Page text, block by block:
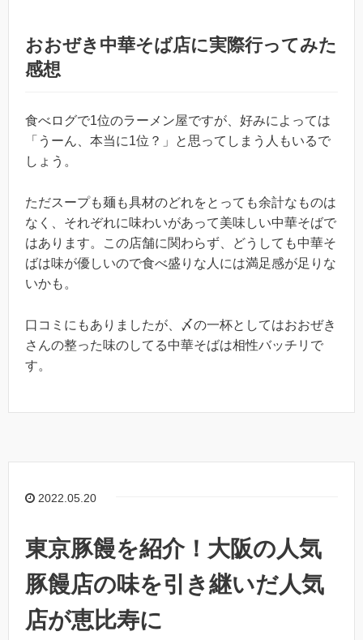
おおぜき中華そば店に実際行ってみた
感想
食べログで1位のラーメン屋ですが、好みによっては
「うーん、本当に1位？」と思ってしまう人もいるで
しょう。
ただスープも麺も具材のどれをとっても余計なものは
なく、それぞれに味わいがあって美味しい中華そばで
はあります。この店舗に関わらず、どうしても中華そ
ばは味が優しいので食べ盛りな人には満足感が足りな
いかも。
口コミにもありましたが、〆の一杯としてはおおぜき
さんの整った味のしてる中華そばは相性バッチリで
す。
2022.05.20
東京豚饅を紹介！大阪の人気
豚饅店の味を引き継いだ人気
店が恵比寿に